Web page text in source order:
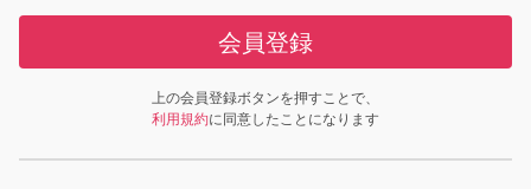
会員登録
上の会員登録ボタンを押すことで、
利用規約に同意したことになります